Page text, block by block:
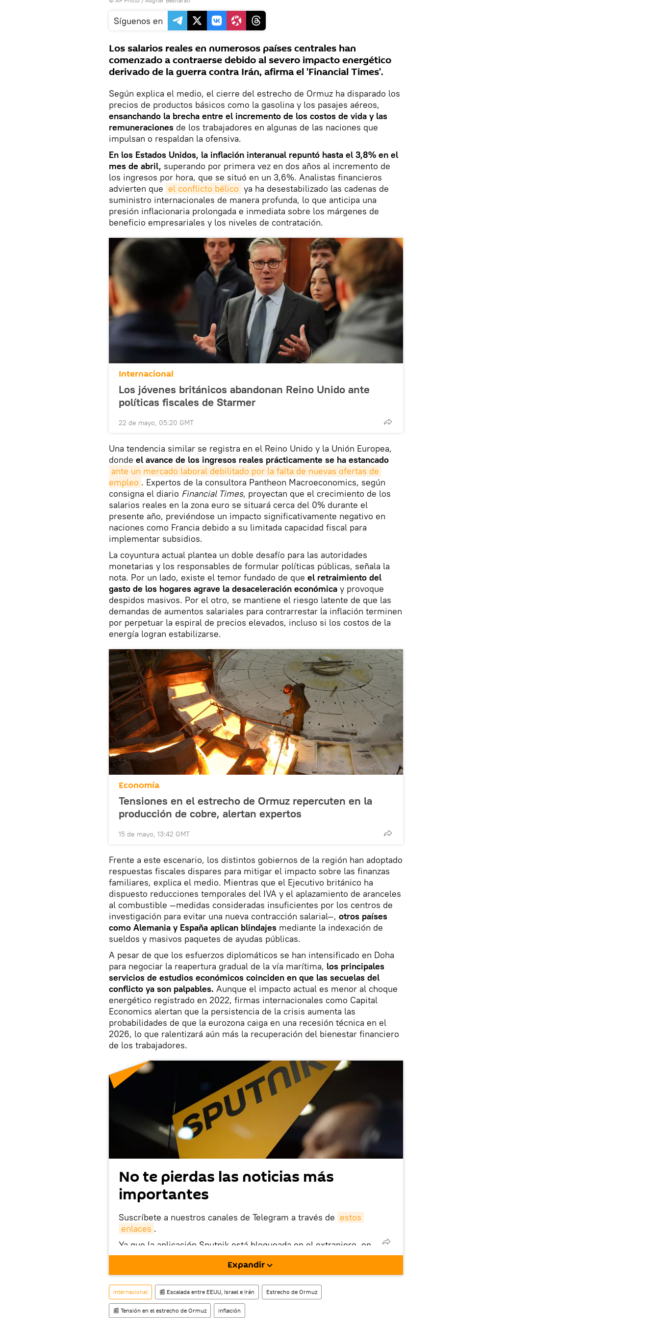
Síguenos en
Los salarios reales en numerosos países centrales han
comenzado a contraerse debido al severo impacto energético
derivado de la guerra contra Irán, afirma el 'Financial Times'.
Según explica el medio, el cierre del estrecho de Ormuz ha disparado los
precios de productos básicos como la gasolina y los pasajes aéreos,
ensanchando la brecha entre el incremento de los costos de vida y las
remuneraciones de los trabajadores en algunas de las naciones que
impulsan o respaldan la ofensiva.
En los Estados Unidos, la inflación interanual repuntó hasta el 3,8% en el
mes de abril, superando por primera vez en dos años al incremento de
los ingresos por hora, que se situó en un 3,6%. Analistas financieros
advierten que el conflicto bélico ya ha desestabilizado las cadenas de
suministro internacionales de manera profunda, lo que anticipa una
presión inflacionaria prolongada e inmediata sobre los márgenes de
beneficio empresariales y los niveles de contratación.
Internacional
Los jóvenes británicos abandonan Reino Unido ante
políticas fiscales de Starmer
22 de mayo, 05:20 GMT
Una tendencia similar se registra en el Reino Unido y la Unión Europea,
donde el avance de los ingresos reales prácticamente se ha estancado
ante un mercado laboral debilitado por la falta de nuevas ofertas de
empleo . Expertos de la consultora Pantheon Macroeconomics, según
consigna el diario Financial Times, proyectan que el crecimiento de los
salarios reales en la zona euro se situará cerca del 0% durante el
presente año, previéndose un impacto significativamente negativo en
naciones como Francia debido a su limitada capacidad fiscal para
implementar subsidios.
La coyuntura actual plantea un doble desafío para las autoridades
monetarias y los responsables de formular políticas públicas, señala la
nota. Por un lado, existe el temor fundado de que el retraimiento del
gasto de los hogares agrave la desaceleración económica y provoque
despidos masivos. Por el otro, se mantiene el riesgo latente de que las
demandas de aumentos salariales para contrarrestar la inflación terminen
por perpetuar la espiral de precios elevados, incluso si los costos de la
energía logran estabilizarse.
Economía
Tensiones en el estrecho de Ormuz repercuten en la
producción de cobre, alertan expertos
15 de mayo, 13:42 GMT
Frente a este escenario, los distintos gobiernos de la región han adoptado
respuestas fiscales dispares para mitigar el impacto sobre las finanzas
familiares, explica el medio. Mientras que el Ejecutivo británico ha
dispuesto reducciones temporales del IVA y el aplazamiento de aranceles
al combustible —medidas consideradas insuficientes por los centros de
investigación para evitar una nueva contracción salarial—, otros países
como Alemania y España aplican blindajes mediante la indexación de
sueldos y masivos paquetes de ayudas públicas.
A pesar de que los esfuerzos diplomáticos se han intensificado en Doha
para negociar la reapertura gradual de la vía marítima, los principales
servicios de estudios económicos coinciden en que las secuelas del
conflicto ya son palpables. Aunque el impacto actual es menor al choque
energético registrado en 2022, firmas internacionales como Capital
Economics alertan que la persistencia de la crisis aumenta las
probabilidades de que la eurozona caiga en una recesión técnica en el
2026, lo que ralentizará aún más la recuperación del bienestar financiero
de los trabajadores.
No te pierdas las noticias más
importantes
Suscríbete a nuestros canales de Telegram a través de estos
enlaces .
Ya que la aplicación Sputnik está bloqueada en el extranjero, en
este enlace puedes descargarla e instalarla en tu dispositivo
También tenemos una cuenta en la red social rusa VK
Expandir
Internacional 📰 Escalada entre EEUU, Israel e Irán Estrecho de Ormuz
📰 Tensión en el estrecho de Ormuz inflación